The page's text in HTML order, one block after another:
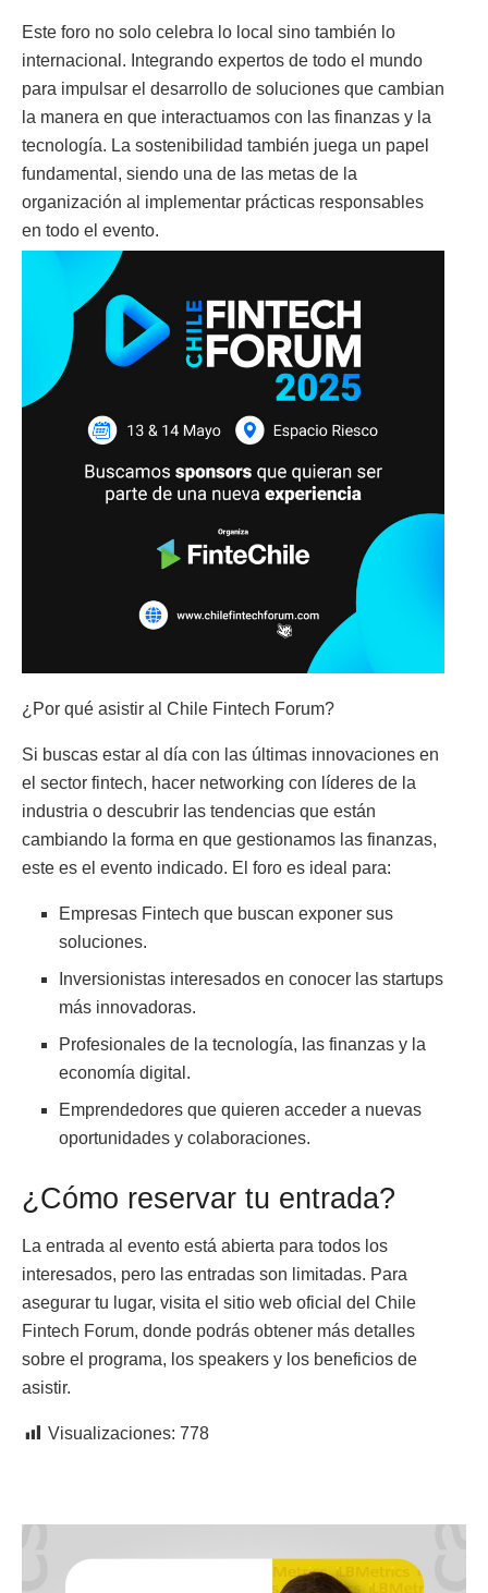
Este foro no solo celebra lo local sino también lo
internacional. Integrando expertos de todo el mundo
para impulsar el desarrollo de soluciones que cambian
la manera en que interactuamos con las finanzas y la
tecnología. La sostenibilidad también juega un papel
fundamental, siendo una de las metas de la
organización al implementar prácticas responsables
en todo el evento.
¿Por qué asistir al Chile Fintech Forum?
Si buscas estar al día con las últimas innovaciones en
el sector fintech, hacer networking con líderes de la
industria o descubrir las tendencias que están
cambiando la forma en que gestionamos las finanzas,
este es el evento indicado. El foro es ideal para:
Empresas Fintech que buscan exponer sus
soluciones.
Inversionistas interesados en conocer las startups
más innovadoras.
Profesionales de la tecnología, las finanzas y la
economía digital.
Emprendedores que quieren acceder a nuevas
oportunidades y colaboraciones.
¿Cómo reservar tu entrada?
La entrada al evento está abierta para todos los
interesados, pero las entradas son limitadas. Para
asegurar tu lugar, visita el sitio web oficial del Chile
Fintech Forum, donde podrás obtener más detalles
sobre el programa, los speakers y los beneficios de
asistir.
Visualizaciones: 778